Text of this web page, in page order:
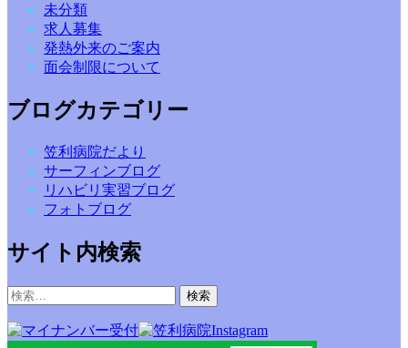
未分類
求人募集
発熱外来のご案内
面会制限について
ブログカテゴリー
笠利病院だより
サーフィンブログ
リハビリ実習ブログ
フォトブログ
サイト内検索
検